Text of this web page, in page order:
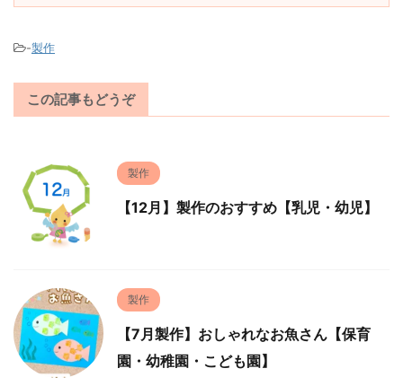
-製作
この記事もどうぞ
製作
【12月】製作のおすすめ【乳児・幼児】
製作
【7月製作】おしゃれなお魚さん【保育
園・幼稚園・こども園】